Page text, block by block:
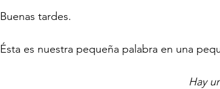
Buenas tardes.
Ésta es nuestra pequeña palabra en una
Hay